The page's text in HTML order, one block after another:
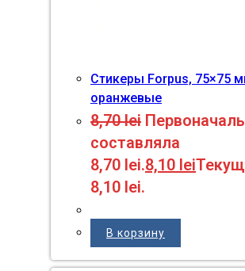
Стикеры Forpus, 75×75
оранжевые
8,70lei
составляла
8,70 lei.8,10 lei
8,10 lei.
В корзину